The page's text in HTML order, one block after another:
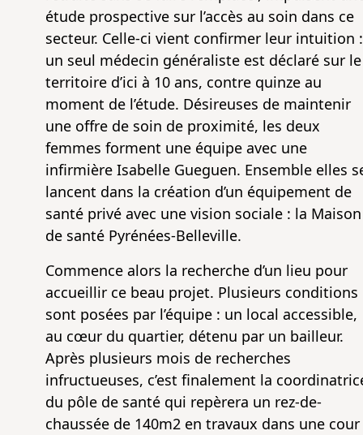
étude prospective sur l’accès au soin dans ce
secteur. Celle-ci vient confirmer leur intuition :
un seul médecin généraliste est déclaré sur le
territoire d’ici à 10 ans, contre quinze au
moment de l’étude. Désireuses de maintenir
une offre de soin de proximité, les deux
femmes forment une équipe avec une
infirmière Isabelle Gueguen. Ensemble elles
lancent dans la création d’un équipement de
santé privé avec une vision sociale : la Maison
de santé Pyrénées-Belleville.
Commence alors la recherche d’un lieu pour
accueillir ce beau projet. Plusieurs conditions
sont posées par l’équipe : un local accessible,
au cœur du quartier, détenu par un bailleur.
Après plusieurs mois de recherches
infructueuses, c’est finalement la
du pôle de santé qui repèrera un rez-de-
chaussée de 140m2 en travaux dans une cour